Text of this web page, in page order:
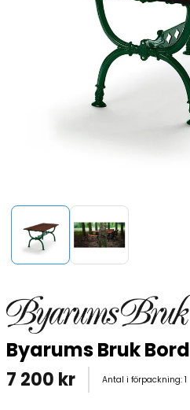
Byarums Bruk Bord
7 200 kr Antal i förpackning: 1